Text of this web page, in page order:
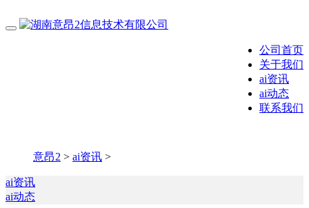
公司首页
关于我们
ai资讯
ai动态
联系我们
意昂2 > ai资讯 >
ai资讯
ai动态